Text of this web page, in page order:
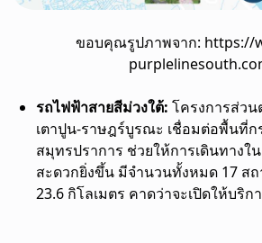
ขอบคุณรูปภาพจาก: https://
รถไฟฟ้าสายสีม่วงใต้: โครงการส่วน
เตาปูน-ราษฎร์บูรณะ เชื่อมต่อพื้นที่ก
สมุทรปราการ ช่วยให้การเดินทางใ
สะดวกยิ่งขึ้น มีจำนวนทั้งหมด 17 ส
23.6 กิโลเมตร คาดว่าจะเปิดให้บริก